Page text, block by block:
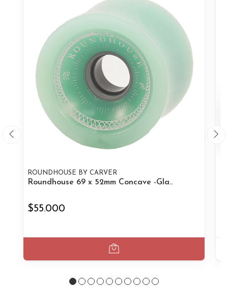
ROUNDHOUSE BY CARVER
Roundhouse 69 x 52mm Concave -Gla..
$55.000